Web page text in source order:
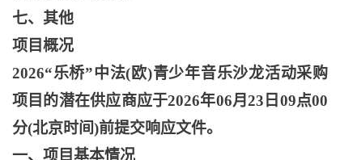
七、其他
项目概况
2026“乐桥”中法(欧)青少年音乐沙龙活动采购
项目的潜在供应商应于2026年06月23日09点00
分(北京时间)前提交响应文件。
一、项目基本情况